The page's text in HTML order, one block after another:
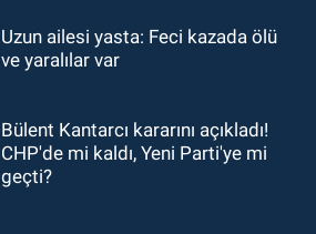
19:46Cumhurbaşkanı Erdoğan’ın
GÜNDEM
18:48Yeni başkan belli oldu:
Kongrede dostluk mesajları
Uzun ailesi yasta: Feci kazada ölü
ve yaralılar var
Bülent Kantarcı kararını açıkladı!
CHP'de mi kaldı, Yeni Parti'ye mi
geçti?